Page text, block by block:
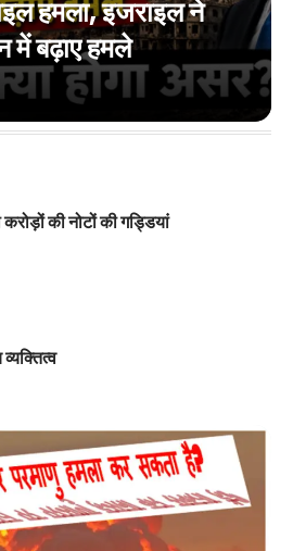
हमला, इजराइल ने
में बढ़ाए हमले
की नोटों की गड्डियां